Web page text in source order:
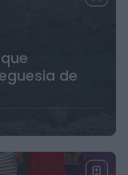
de